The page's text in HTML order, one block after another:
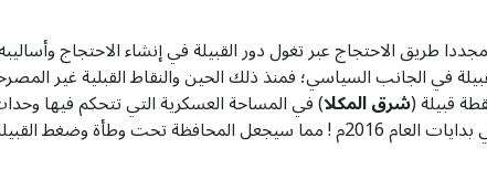
طريق الاحتجاج عبر تغول دور القبيلة في إنشاء الاحتجاج
في الجانب السياسي؛ فمنذ ذلك الحين والنقاط القبلية غير
قبيلة (شرق المكلا) في المساحة العسكرية التي تتحكم فيها
التابعة لقيادة المنطقة العسكرية الثانية لأول مرة منذ تحريرها من تنظيم القاعدة في بدايات العام 2016م ! مما سيجعل